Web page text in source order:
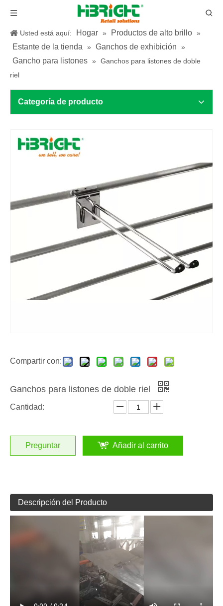
Usted está aquí: Hogar » Productos de alto brillo »
Estante de la tienda » Ganchos de exhibición »
Gancho para listones »
Ganchos para listones de doble
riel
Categoría de producto
Compartir con:
Ganchos para listones de doble riel
Cantidad:
Preguntar Añadir al carrito
Descripción del Producto